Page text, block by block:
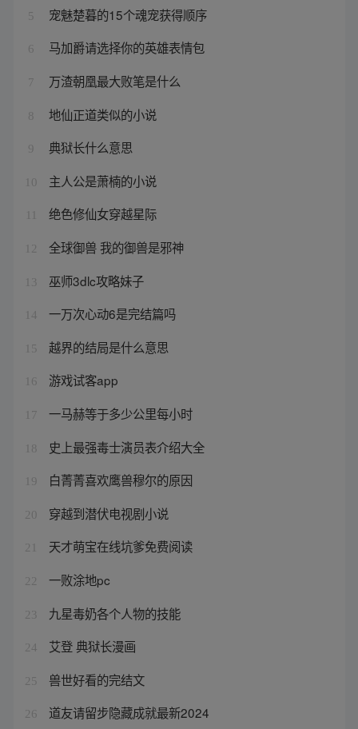
5 宠魅楚暮的15个魂宠获得顺序
6 马加爵请选择你的英雄表情包
7 万渣朝凰最大败笔是什么
8 地仙正道类似的小说
9 典狱长什么意思
10 主人公是萧楠的小说
绝色修仙女穿越星际
12 全球御兽 我的御兽是邪神
13 巫师3dlc攻略妹子
14 一万次心动6是完结篇吗
15 越界的结局是什么意思
16 游戏试客app
17 一马赫等于多少公里每小时
18 史上最强毒士演员表介绍大全
19 白菁菁喜欢鹰兽穆尔的原因
20 穿越到潜伏电视剧小说
21 天才萌宝在线坑爹免费阅读
22 一败涂地pc
23 九星毒奶各个人物的技能
24 艾登 典狱长漫画
25 兽世好看的完结文
26 道友请留步隐藏成就最新2024